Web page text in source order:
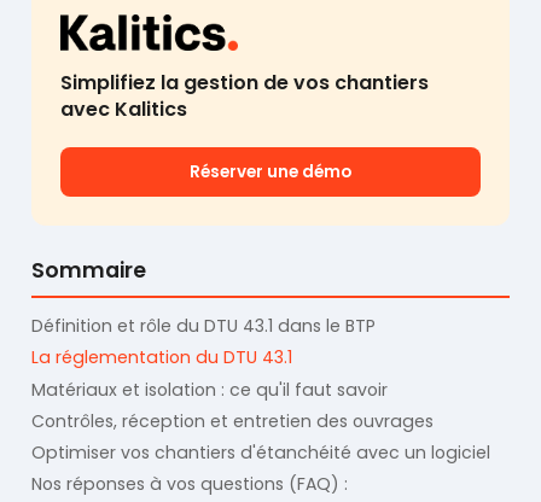
Sommaire
Définition et rôle du DTU 43.1 dans le BTP
La réglementation du DTU 43.1
Matériaux et isolation : ce qu'il faut savoir
Contrôles, réception et entretien des ouvrages
Optimiser vos chantiers d'étanchéité avec un logiciel
Nos réponses à vos questions (FAQ) :
Simplifiez la gestion de vos chantiers
avec Kalitics
Réserver une démo